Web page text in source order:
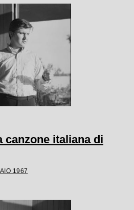
canzone italiana di
1967